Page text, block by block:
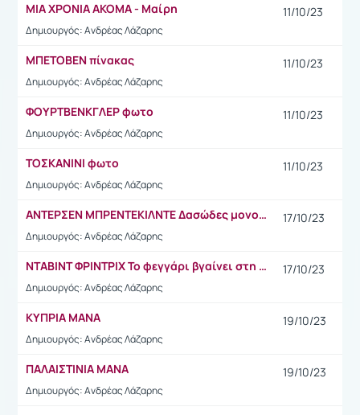
ΜΙΑ ΧΡΟΝΙΑ ΑΚΟΜΑ - Μαίρη
Δημιουργός: Ανδρέας Λάζαρης
11/10/23
ΜΠΕΤΟΒΕΝ πίνακας
Δημιουργός: Ανδρέας Λάζαρης
11/10/23
ΦΟΥΡΤΒΕΝΚΓΛΕΡ φωτο
Δημιουργός: Ανδρέας Λάζαρης
11/10/23
ΤΟΣΚΑΝΙΝΙ φωτο
Δημιουργός: Ανδρέας Λάζαρης
11/10/23
ΑΝΤΕΡΣΕΝ ΜΠΡΕΝΤΕΚΙΛΝΤΕ Δασώδες μονοπάτι το φθινόπωρο
Δημιουργός: Ανδρέας Λάζαρης
17/10/23
ΝΤΑΒΙΝΤ ΦΡΙΝΤΡΙΧ Το φεγγάρι βγαίνει στη θάλασσα
Δημιουργός: Ανδρέας Λάζαρης
17/10/23
ΚΥΠΡΙΑ ΜΑΝΑ
Δημιουργός: Ανδρέας Λάζαρης
19/10/23
ΠΑΛΑΙΣΤΙΝΙΑ ΜΑΝΑ
Δημιουργός: Ανδρέας Λάζαρης
19/10/23